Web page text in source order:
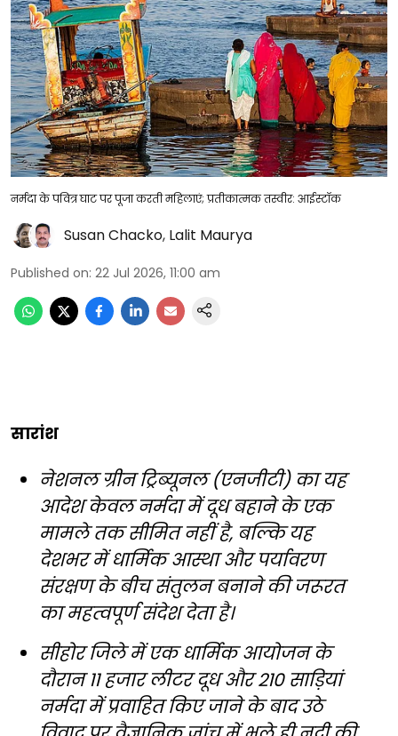
नर्मदा के पवित्र घाट पर पूजा करती महिलाएं; प्रतीकात्मक तस्वीर: आईस्टॉक
Susan Chacko, Lalit Maurya
Published on: 22 Jul 2026, 11:00 am
सारांश
नेशनल ग्रीन ट्रिब्यूनल (एनजीटी) का यह
आदेश केवल नर्मदा में दूध बहाने के एक
मामले तक सीमित नहीं है, बल्कि यह
देशभर में धार्मिक आस्था और पर्यावरण
संरक्षण के बीच संतुलन बनाने की जरूरत
का महत्वपूर्ण संदेश देता है।
सीहोर जिले में एक धार्मिक आयोजन के
दौरान 11 हजार लीटर दूध और 210 साड़ियां
नर्मदा में प्रवाहित किए जाने के बाद उठे